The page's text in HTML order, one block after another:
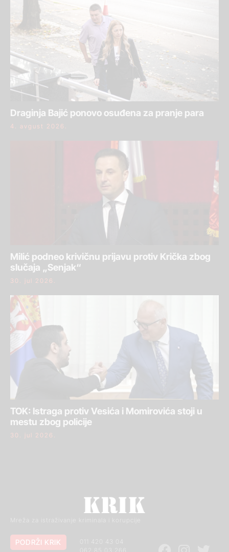
Draginja Bajić ponovo osuđena za pranje para
4. avgust 2026.
Milić podneo krivičnu prijavu protiv Krička zbog
slučaja „Senjak“
30. jul 2026.
TOK: Istraga protiv Vesića i Momirovića stoji u
mestu zbog policije
30. jul 2026.
Mreža za istraživanje kriminala i korupcije
011 420 43 04
PODRŽI KRIK